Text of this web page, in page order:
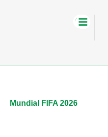
Mundial FIFA 2026